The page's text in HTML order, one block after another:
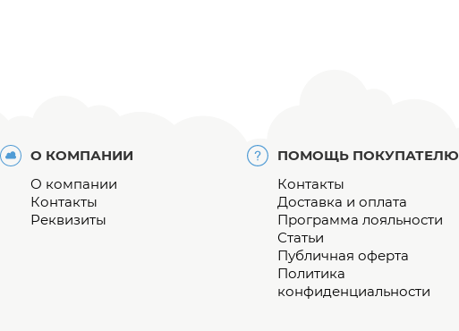
О КОМПАНИИ
О компании
Контакты
Реквизиты
ПОМОЩЬ ПОКУПАТЕЛЮ
Контакты
Доставка и оплата
Программа лояльности
Статьи
Публичная оферта
Политика
конфиденциальности